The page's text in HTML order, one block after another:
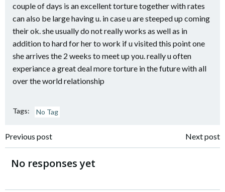
couple of days is an excellent torture together with rates
can also be large having u. in case u are steeped up coming
their ok. she usually do not really works as well as in
addition to hard for her to work if u visited this point one
she arrives the 2 weeks to meet up you. really u often
experiance a great deal more torture in the future with all
over the world relationship
Tags: No Tag
Navigazione
articoli
Previous post
Navigazione
Next post
No responses yet